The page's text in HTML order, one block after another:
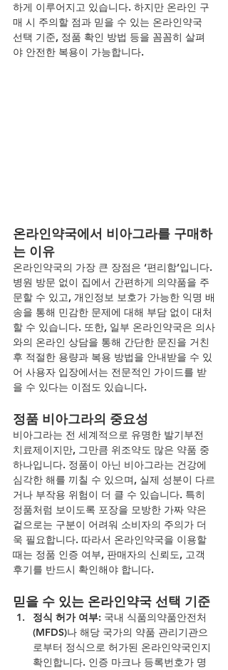
하게 이루어지고 있습니다. 하지만 온라인 구
매 시 주의할 점과 믿을 수 있는 온라인약국
선택 기준, 정품 확인 방법 등을 꼼꼼히 살펴
야 안전한 복용이 가능합니다.
온라인약국에서 비아그라를 구매하
는 이유
온라인약국의 가장 큰 장점은 ‘편리함’입니다.
병원 방문 없이 집에서 간편하게 의약품을 주
문할 수 있고, 개인정보 보호가 가능한 익명 배
송을 통해 민감한 문제에 대해 부담 없이 대처
할 수 있습니다. 또한, 일부 온라인약국은 의사
와의 온라인 상담을 통해 간단한 문진을 거친
후 적절한 용량과 복용 방법을 안내받을 수 있
어 사용자 입장에서는 전문적인 가이드를 받
을 수 있다는 이점도 있습니다.
정품 비아그라의 중요성
비아그라는 전 세계적으로 유명한 발기부전
치료제이지만, 그만큼 위조약도 많은 약품 중
하나입니다. 정품이 아닌 비아그라는 건강에
심각한 해를 끼칠 수 있으며, 실제 성분이 다르
거나 부작용 위험이 더 클 수 있습니다. 특히
정품처럼 보이도록 포장을 모방한 가짜 약은
겉으로는 구분이 어려워 소비자의 주의가 더
욱 필요합니다. 따라서 온라인약국을 이용할
때는 정품 인증 여부, 판매자의 신뢰도, 고객
후기를 반드시 확인해야 합니다.
믿을 수 있는 온라인약국 선택 기준
정식 허가 여부: 국내 식품의약품안전처
(MFDS)나 해당 국가의 약품 관리기관으
로부터 정식으로 허가된 온라인약국인지
확인합니다. 인증 마크나 등록번호가 명